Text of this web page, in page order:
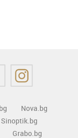
Nova.bg
Sinoptik.bg
Grabo.bg